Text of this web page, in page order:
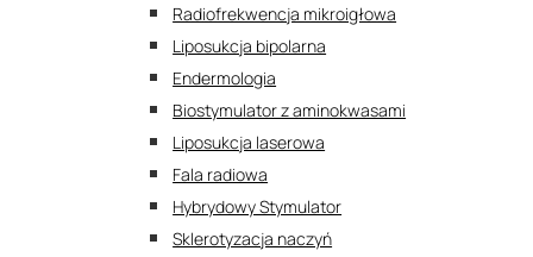
Radiofrekwencja mikroigłowa
Liposukcja bipolarna
Endermologia
Biostymulator z aminokwasami
Liposukcja laserowa
Fala radiowa
Hybrydowy Stymulator
Sklerotyzacja naczyń